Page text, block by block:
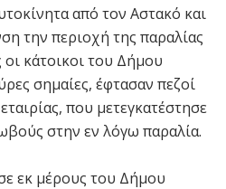
από τον Αστακό και
την περιοχή της παραλίας
κάτοικοι του Δήμου
σημαίες, έφτασαν πεζοί
που μετεγκατέστησε
στην εν λόγω παραλία.
εκ μέρους του Δήμου